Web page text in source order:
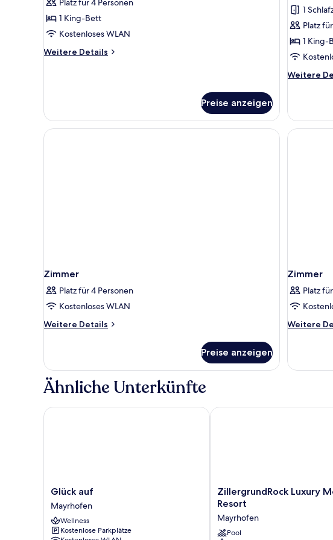
Platz für 4 Personen
1 King-Bett
Kostenloses WLAN
Weitere Details
Weitere
Preise anzeigen
1
Platz
1 King-
Weitere
Weitere
Zimmer
Platz für 4 Personen
Kostenloses WLAN
Weitere Details
Weitere
Preise anzeigen
Zimmer
Platz
Weitere
Weitere
Ähnliche Unterkünfte
Glück
auf
Mayrhofen
Glück auf
Mayrhofen
Wellness
Kostenlose Parkplätze
Glück auf
ZillergrundRock
Luxury
Resort
Mayrhofen
ZillergrundRock Luxury
Resort
Mayrhofen
Pool
ZillergrundRock Luxury